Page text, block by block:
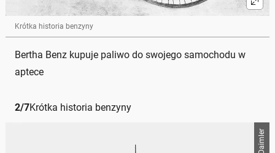
Krótka historia benzyny
Bertha Benz kupuje paliwo do swojego samochodu w
aptece
2/7Krótka historia benzyny
Daimler